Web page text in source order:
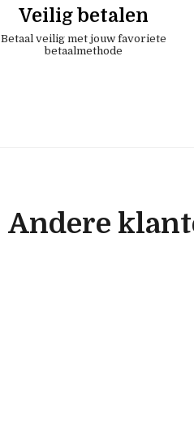
Veilig betalen
Betaal veilig met jouw favoriete
betaalmethode
Andere